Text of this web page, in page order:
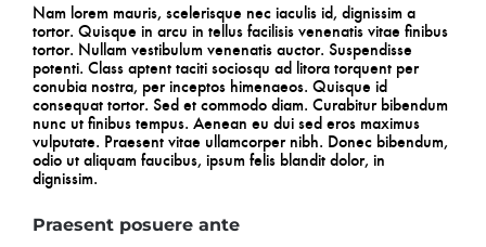
Nam lorem mauris, scelerisque nec iaculis id, dignissim a
tortor. Quisque in arcu in tellus facilisis venenatis vitae finibus
tortor. Nullam vestibulum venenatis auctor. Suspendisse
potenti. Class aptent taciti sociosqu ad litora torquent per
conubia nostra, per inceptos himenaeos. Quisque id
consequat tortor. Sed et commodo diam. Curabitur bibendum
nunc ut finibus tempus. Aenean eu dui sed eros maximus
vulputate. Praesent vitae ullamcorper nibh. Donec bibendum,
odio ut aliquam faucibus, ipsum felis blandit dolor, in
dignissim.
Praesent posuere ante